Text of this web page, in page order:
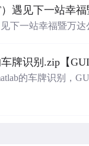
的自主运行能力和
子、自动控制与新
专业研究生、科研
学与科研中离网型
②指导实际工程中
协调管理方案设计
法，深入理解系统
见下一站幸福暨万
牌识别.zip【GUI
的车牌识别，
用了高效的模板匹
提供的文件也非常